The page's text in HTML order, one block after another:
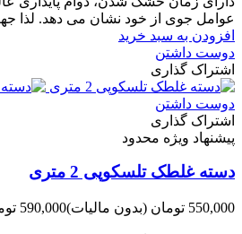
ﻋﻮاﻣﻞ ﺟﻮی از ﺧﻮد ﻧﺸﺎن ﻣﯽ دﻫﺪ. ﻟﺬا
افزودن به سبد خرید
دوست داشتن
اشتراک گذاری
دوست داشتن
اشتراک گذاری
پیشنهاد ویژه محدود
دسته غلطک تلسکوپی 2 متری
550,000 تومان (بدون مالیات)590,000 تومان